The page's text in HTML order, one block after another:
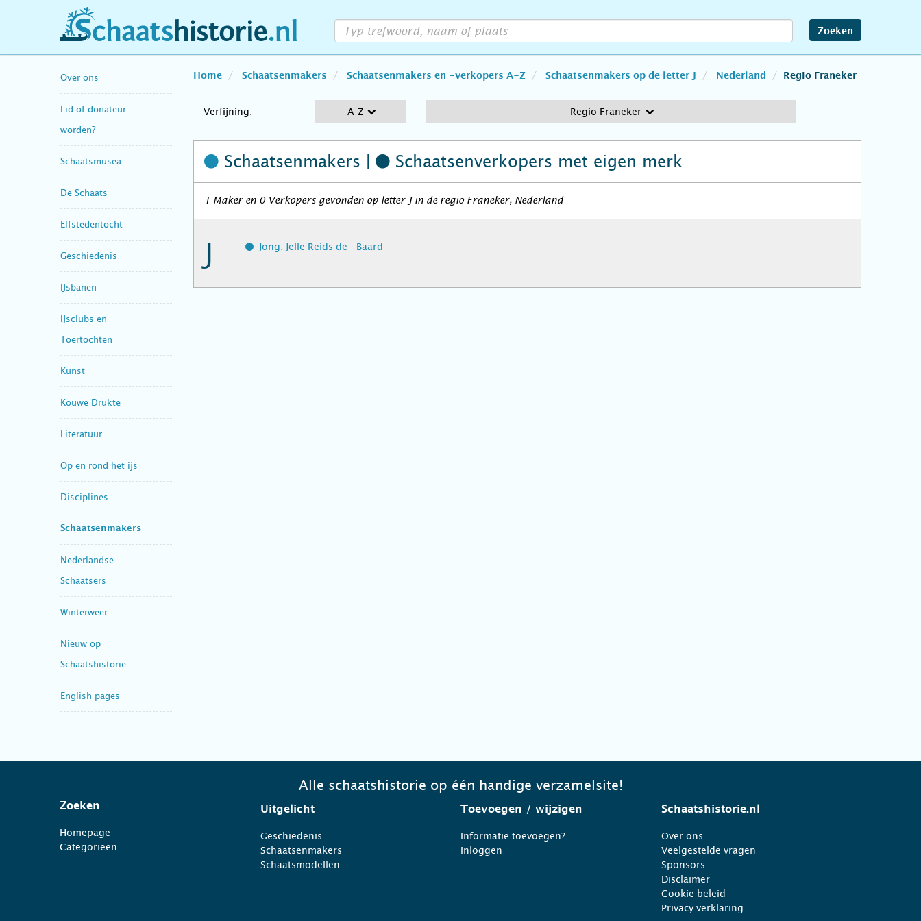
schaatshistorie.nl Zoeken
Over ons
Lid of donateur
worden?
Schaatsmusea
De Schaats
Elfstedentocht
Geschiedenis
IJsbanen
IJsclubs en
Toertochten
Kunst
Kouwe Drukte
Literatuur
Op en rond het ijs
Disciplines
Schaatsenmakers
Nederlandse
Schaatsers
Winterweer
Nieuw op
Schaatshistorie
English pages
Home Schaatsenmakers Schaatsenmakers en -verkopers A-Z Schaatsenmakers op de letter J Nederland Regio Franeker
Verfijning: A-Z Regio Franeker
Schaatsenmakers | Schaatsenverkopers met eigen merk
1 Maker en 0 Verkopers gevonden op letter J in de regio Franeker, Nederland
J Jong, Jelle Reids de - Baard
Alle schaatshistorie op één handige verzamelsite!
Zoeken
Homepage
Categorieën
Uitgelicht
Geschiedenis
Schaatsenmakers
Schaatsmodellen
Toevoegen / wijzigen
Informatie toevoegen?
Inloggen
Schaatshistorie.nl
Over ons
Veelgestelde vragen
Sponsors
Disclaimer
Cookie beleid
Privacy verklaring